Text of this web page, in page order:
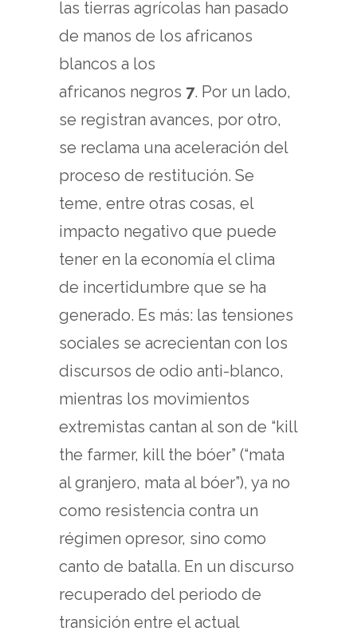
las tierras agrícolas han pasado
de manos de los africanos
blancos a los
africanos negros 7. Por un lado,
se registran avances, por otro,
se reclama una aceleración del
proceso de restitución. Se
teme, entre otras cosas, el
impacto negativo que puede
tener en la economía el clima
de incertidumbre que se ha
generado. Es más: las tensiones
sociales se acrecientan con los
discursos de odio anti-blanco,
mientras los movimientos
extremistas cantan al son de “kill
the farmer, kill the bóer” (“mata
al granjero, mata al bóer”), ya no
como resistencia contra un
régimen opresor, sino como
canto de batalla. En un discurso
recuperado del periodo de
transición entre el actual